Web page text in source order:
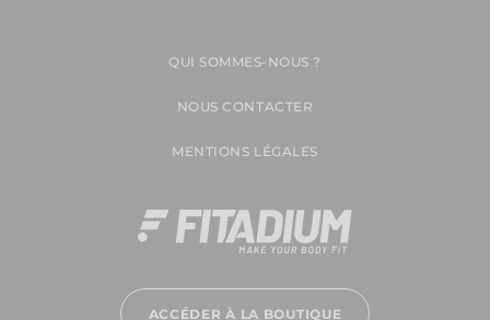
QUI SOMMES-NOUS ?
NOUS CONTACTER
MENTIONS LÉGALES
ACCÉDER À LA BOUTIQUE